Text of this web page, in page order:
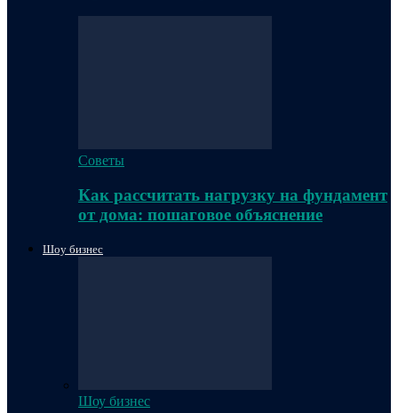
Советы
Как рассчитать нагрузку на фундамент
от дома: пошаговое объяснение
Шоу бизнес
Шоу бизнес